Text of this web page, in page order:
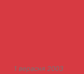
1 верасня 2003